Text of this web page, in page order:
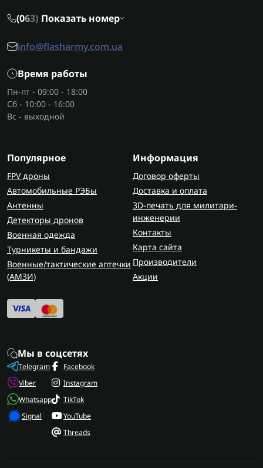
(063) Показать номер
info@flasharmy.com.ua
Время работы
Пн-пт - 09:00 - 18:00
Сб - 10:00 - 16:00
Вс - выходной
Популярное
FPV дроны
Автомобильные РЭБы
Антенны
Детекторы дронов
Военная одежда
Турникеты и бандажи
Военные/тактические аптечки
(AMЗИ)
Информация
Договор оферты
Доставка и оплата
3D-печать для милитари-
инженерии
Контакты
Карта сайта
Производители
Акции
Мы в соцсетях
Telegram
Viber
Whatsapp
Signal
Facebook
Instagram
TikTok
YouTube
Threads